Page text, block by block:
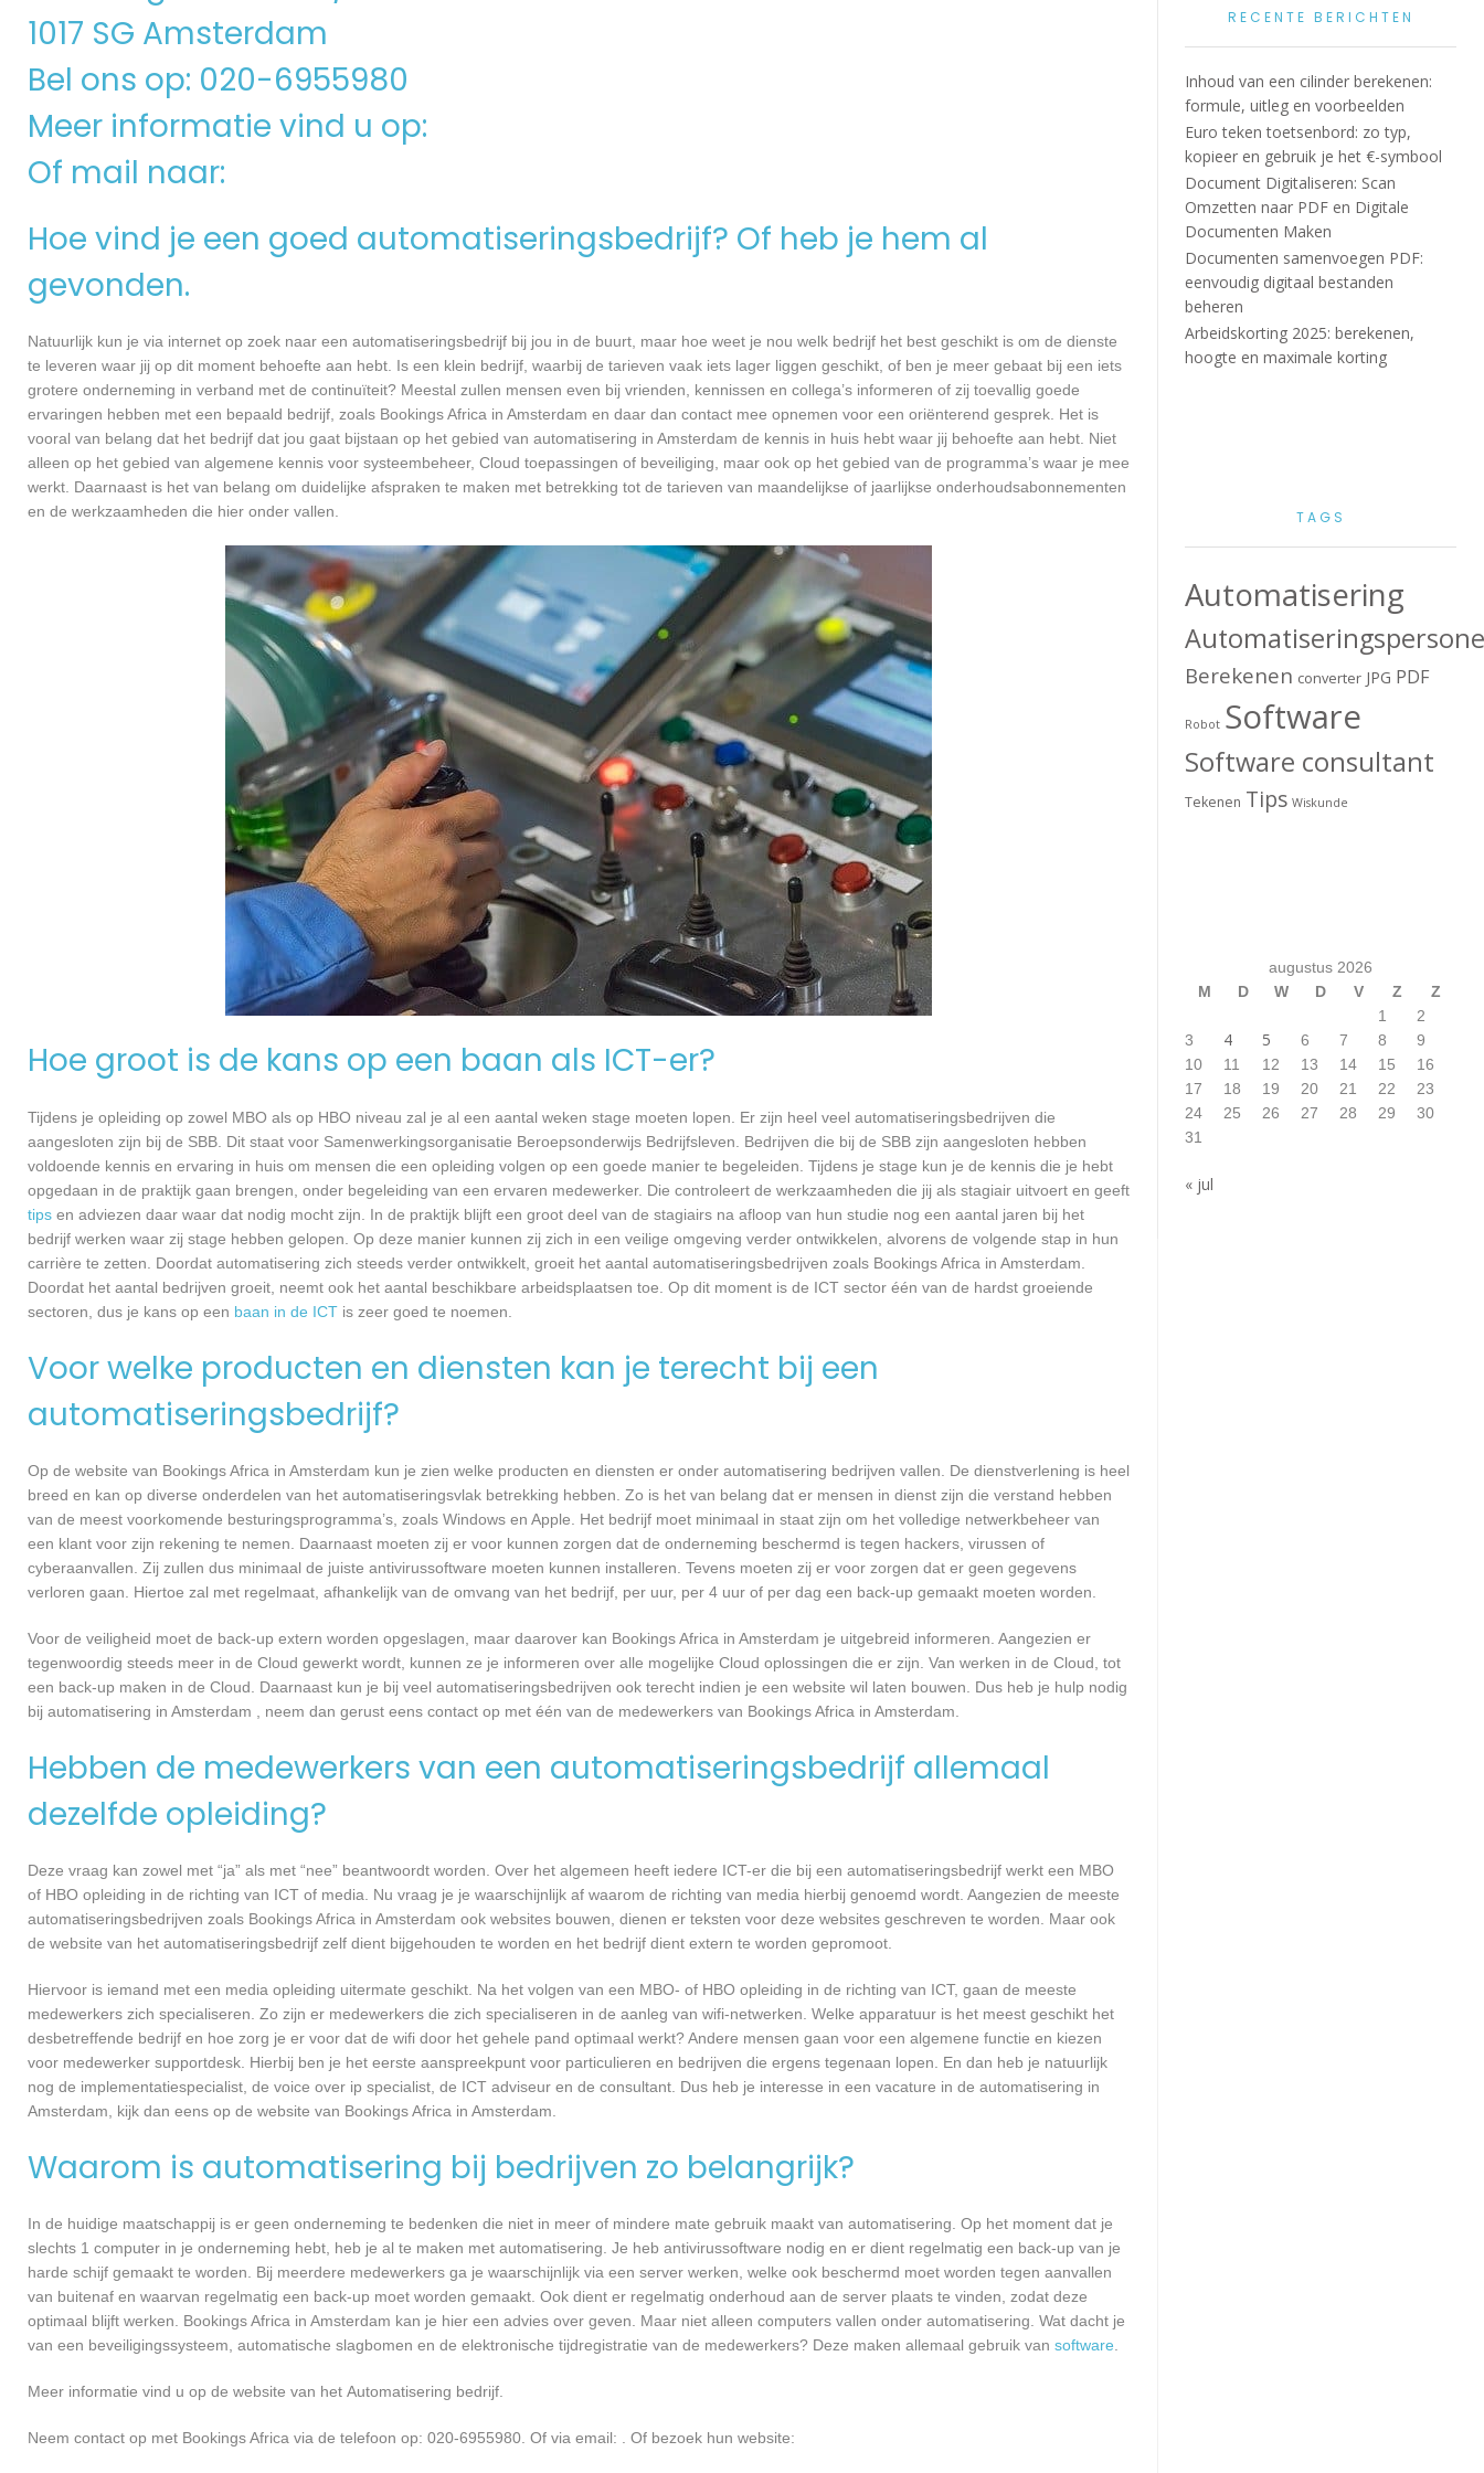
1017 SG Amsterdam
Bel ons op: 020-6955980
Meer informatie vind u op:
Of mail naar:
Hoe vind je een goed automatiseringsbedrijf? Of heb je hem al
gevonden.
Natuurlijk kun je via internet op zoek naar een automatiseringsbedrijf bij jou in de buurt, maar hoe weet je nou welk bedrijf het best geschikt is om de dienste
te leveren waar jij op dit moment behoefte aan hebt. Is een klein bedrijf, waarbij de tarieven vaak iets lager liggen geschikt, of ben je meer gebaat bij een iets
grotere onderneming in verband met de continuïteit? Meestal zullen mensen even bij vrienden, kennissen en collega’s informeren of zij toevallig goede
ervaringen hebben met een bepaald bedrijf, zoals Bookings Africa in Amsterdam en daar dan contact mee opnemen voor een oriënterend gesprek. Het is
vooral van belang dat het bedrijf dat jou gaat bijstaan op het gebied van automatisering in Amsterdam de kennis in huis hebt waar jij behoefte aan hebt. Niet
alleen op het gebied van algemene kennis voor systeembeheer, Cloud toepassingen of beveiliging, maar ook op het gebied van de programma’s waar je mee
werkt. Daarnaast is het van belang om duidelijke afspraken te maken met betrekking tot de tarieven van maandelijkse of jaarlijkse onderhoudsabonnementen
en de werkzaamheden die hier onder vallen.
Hoe groot is de kans op een baan als ICT-er?
Tijdens je opleiding op zowel MBO als op HBO niveau zal je al een aantal weken stage moeten lopen. Er zijn heel veel automatiseringsbedrijven die
aangesloten zijn bij de SBB. Dit staat voor Samenwerkingsorganisatie Beroepsonderwijs Bedrijfsleven. Bedrijven die bij de SBB zijn aangesloten hebben
voldoende kennis en ervaring in huis om mensen die een opleiding volgen op een goede manier te begeleiden. Tijdens je stage kun je de kennis die je hebt
opgedaan in de praktijk gaan brengen, onder begeleiding van een ervaren medewerker. Die controleert de werkzaamheden die jij als stagiair uitvoert en geeft
tips en adviezen daar waar dat nodig mocht zijn. In de praktijk blijft een groot deel van de stagiairs na afloop van hun studie nog een aantal jaren bij het
bedrijf werken waar zij stage hebben gelopen. Op deze manier kunnen zij zich in een veilige omgeving verder ontwikkelen, alvorens de volgende stap in hun
carrière te zetten. Doordat automatisering zich steeds verder ontwikkelt, groeit het aantal automatiseringsbedrijven zoals Bookings Africa in Amsterdam.
Doordat het aantal bedrijven groeit, neemt ook het aantal beschikbare arbeidsplaatsen toe. Op dit moment is de ICT sector één van de hardst groeiende
sectoren, dus je kans op een baan in de ICT is zeer goed te noemen.
Voor welke producten en diensten kan je terecht bij een
automatiseringsbedrijf?
Op de website van Bookings Africa in Amsterdam kun je zien welke producten en diensten er onder automatisering bedrijven vallen. De dienstverlening is heel
breed en kan op diverse onderdelen van het automatiseringsvlak betrekking hebben. Zo is het van belang dat er mensen in dienst zijn die verstand hebben
van de meest voorkomende besturingsprogramma’s, zoals Windows en Apple. Het bedrijf moet minimaal in staat zijn om het volledige netwerkbeheer van
een klant voor zijn rekening te nemen. Daarnaast moeten zij er voor kunnen zorgen dat de onderneming beschermd is tegen hackers, virussen of
cyberaanvallen. Zij zullen dus minimaal de juiste antivirussoftware moeten kunnen installeren. Tevens moeten zij er voor zorgen dat er geen gegevens
verloren gaan. Hiertoe zal met regelmaat, afhankelijk van de omvang van het bedrijf, per uur, per 4 uur of per dag een back-up gemaakt moeten worden.
Voor de veiligheid moet de back-up extern worden opgeslagen, maar daarover kan Bookings Africa in Amsterdam je uitgebreid informeren. Aangezien er
tegenwoordig steeds meer in de Cloud gewerkt wordt, kunnen ze je informeren over alle mogelijke Cloud oplossingen die er zijn. Van werken in de Cloud, tot
een back-up maken in de Cloud. Daarnaast kun je bij veel automatiseringsbedrijven ook terecht indien je een website wil laten bouwen. Dus heb je hulp nodig
bij automatisering in Amsterdam , neem dan gerust eens contact op met één van de medewerkers van Bookings Africa in Amsterdam.
Hebben de medewerkers van een automatiseringsbedrijf allemaal
dezelfde opleiding?
Deze vraag kan zowel met “ja” als met “nee” beantwoordt worden. Over het algemeen heeft iedere ICT-er die bij een automatiseringsbedrijf werkt een MBO
of HBO opleiding in de richting van ICT of media. Nu vraag je je waarschijnlijk af waarom de richting van media hierbij genoemd wordt. Aangezien de meeste
automatiseringsbedrijven zoals Bookings Africa in Amsterdam ook websites bouwen, dienen er teksten voor deze websites geschreven te worden. Maar ook
de website van het automatiseringsbedrijf zelf dient bijgehouden te worden en het bedrijf dient extern te worden gepromoot.
Hiervoor is iemand met een media opleiding uitermate geschikt. Na het volgen van een MBO- of HBO opleiding in de richting van ICT, gaan de meeste
medewerkers zich specialiseren. Zo zijn er medewerkers die zich specialiseren in de aanleg van wifi-netwerken. Welke apparatuur is het meest geschikt het
desbetreffende bedrijf en hoe zorg je er voor dat de wifi door het gehele pand optimaal werkt? Andere mensen gaan voor een algemene functie en kiezen
voor medewerker supportdesk. Hierbij ben je het eerste aanspreekpunt voor particulieren en bedrijven die ergens tegenaan lopen. En dan heb je natuurlijk
nog de implementatiespecialist, de voice over ip specialist, de ICT adviseur en de consultant. Dus heb je interesse in een vacature in de automatisering in
Amsterdam, kijk dan eens op de website van Bookings Africa in Amsterdam.
Waarom is automatisering bij bedrijven zo belangrijk?
In de huidige maatschappij is er geen onderneming te bedenken die niet in meer of mindere mate gebruik maakt van automatisering. Op het moment dat je
slechts 1 computer in je onderneming hebt, heb je al te maken met automatisering. Je heb antivirussoftware nodig en er dient regelmatig een back-up van je
harde schijf gemaakt te worden. Bij meerdere medewerkers ga je waarschijnlijk via een server werken, welke ook beschermd moet worden tegen aanvallen
van buitenaf en waarvan regelmatig een back-up moet worden gemaakt. Ook dient er regelmatig onderhoud aan de server plaats te vinden, zodat deze
optimaal blijft werken. Bookings Africa in Amsterdam kan je hier een advies over geven. Maar niet alleen computers vallen onder automatisering. Wat dacht je
van een beveiligingssysteem, automatische slagbomen en de elektronische tijdregistratie van de medewerkers? Deze maken allemaal gebruik van software
Meer informatie vind u op de website van het Automatisering bedrijf.
Neem contact op met Bookings Africa via de telefoon op: 020-6955980. Of via email: . Of bezoek hun website:
RECENTE BERICHTEN
Inhoud van een cilinder berekenen:
formule, uitleg en voorbeelden
Euro teken toetsenbord: zo typ,
kopieer en gebruik je het €-symbool
Document Digitaliseren: Scan
Omzetten naar PDF en Digitale
Documenten Maken
Documenten samenvoegen PDF:
eenvoudig digitaal bestanden
beheren
Arbeidskorting 2025: berekenen,
hoogte en maximale korting
TAGS
Automatisering
Berekenen converter JPG PDF
Robot Software
Software consultant
Tekenen Tips Wiskunde
augustus 2026
M
D W D V Z
Z
1
2
3
4 5 6 7 8
9
10
11 12 13 14 15
16
17
18 19 20 21 22
23
24
25 26 27 28 29
30
31
« jul